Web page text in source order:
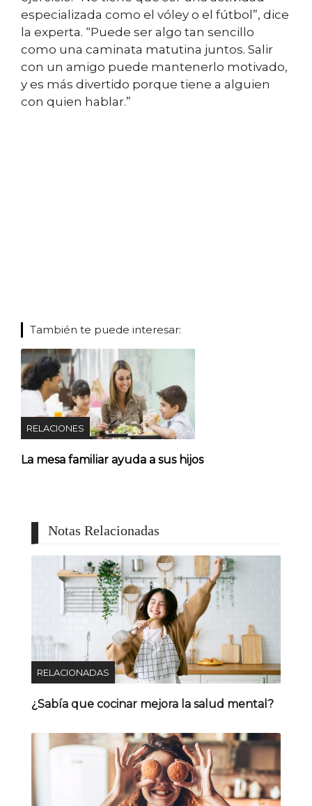
especializada como el vóley o el fútbol”, dice
la experta. “Puede ser algo tan sencillo
como una caminata matutina juntos. Salir
con un amigo puede mantenerlo motivado,
y es más divertido porque tiene a alguien
con quien hablar.”
También te puede interesar:
RELACIONES
La mesa familiar ayuda a sus hijos
Notas Relacionadas
RELACIONADAS
¿Sabía que cocinar mejora la salud mental?